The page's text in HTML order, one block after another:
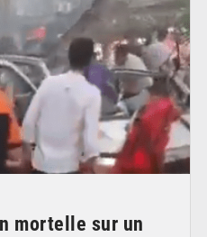
mortelle sur un